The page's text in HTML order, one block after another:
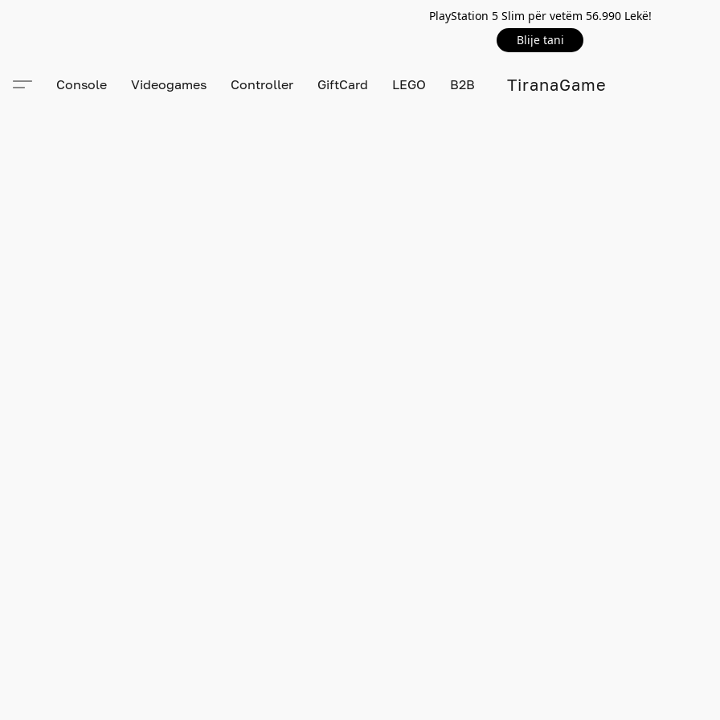
PlayStation 5 Slim për vetëm 56.990 Lekë!
Blije tani
TiranaGame
Console Videogames Controller GiftCard LEGO B2B